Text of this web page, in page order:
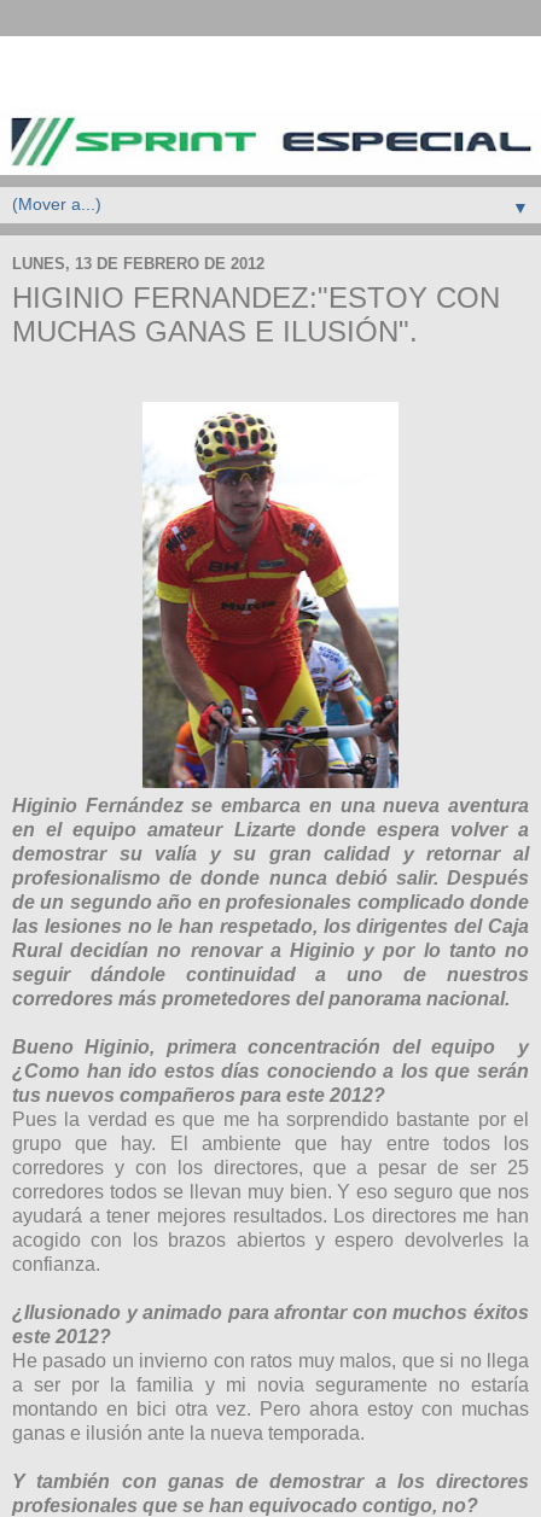
▼
LUNES, 13 DE FEBRERO DE 2012
HIGINIO FERNANDEZ:"ESTOY CON
MUCHAS GANAS E ILUSIÓN".
Higinio Fernández se embarca en una nueva aventura
en el equipo amateur Lizarte donde espera volver a
demostrar su valía y su gran calidad y retornar al
profesionalismo de donde nunca debió salir. Después
de un segundo año en profesionales complicado donde
las lesiones no le han respetado, los dirigentes del Caja
Rural decidían no renovar a Higinio y por lo tanto no
seguir dándole continuidad a uno de nuestros
corredores más prometedores del panorama nacional.
Bueno Higinio, primera concentración del equipo y
¿Como han ido estos días conociendo a los que serán
tus nuevos compañeros para este 2012?
Pues la verdad es que me ha sorprendido bastante por el
grupo que hay. El ambiente que hay entre todos los
corredores y con los directores, que a pesar de ser 25
corredores todos se llevan muy bien. Y eso seguro que nos
ayudará a tener mejores resultados. Los directores me han
acogido con los brazos abiertos y espero devolverles la
confianza.
¿Ilusionado y animado para afrontar con muchos éxitos
este 2012?
He pasado un invierno con ratos muy malos, que si no llega
a ser por la familia y mi novia seguramente no estaría
montando en bici otra vez. Pero ahora estoy con muchas
ganas e ilusión ante la nueva temporada.
Y también con ganas de demostrar a los directores
profesionales que se han equivocado contigo, no?